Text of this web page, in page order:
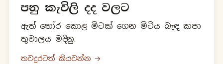
පනු කැවිලි දද වලට
ඇත් තෝර කොළ මිටක් ගෙන මිටිය බැඳ කපා
තුවාලය මදිනු.
තවදුරටත් කියවන්න →